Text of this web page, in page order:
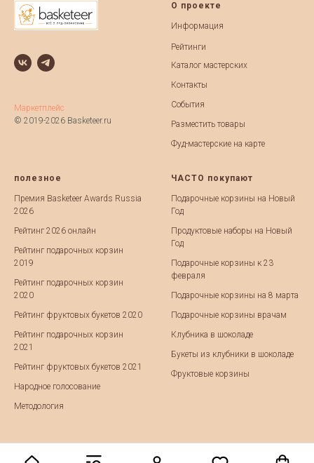
Маркетплейс
© 2019-2026 Basketeer.ru
О проекте
Информация
Рейтинги
Каталог мастерских
Контакты
События
Разместить товары
Фуд-мастерские на карте
полезное
Премия Basketeer Awards Russia
2026
Рейтинг 2026 онлайн
Рейтинг подарочных корзин
2019
Рейтинг подарочных корзин
2020
Рейтинг фруктовых букетов 2020
Рейтинг подарочных корзин
2021
Рейтинг фруктовых букетов 2021
Народное голосование
Методология
ЧАСТО покупают
Подарочные корзины на Новый
Год
Продуктовые наборы на Новый
Год
Подарочные корзины к 23
февраля
Подарочные корзины на 8 марта
Подарочные корзины врачам
Клубника в шоколаде
Букеты из клубники в шоколаде
Фруктовые корзины